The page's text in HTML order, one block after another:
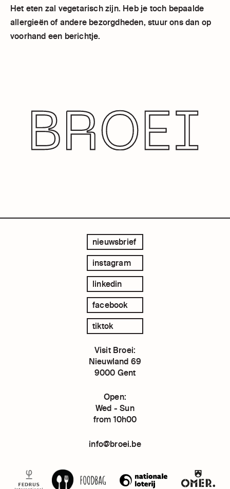
Het eten zal vegetarisch zijn. Heb je toch bepaalde
allergieën of andere bezorgdheden, stuur ons dan op
voorhand een berichtje.
nieuwsbrief
instagram
linkedin
facebook
tiktok
Visit Broei:
Nieuwland 69
9000 Gent
Open:
Wed - Sun
from 10h00
info@broei.be